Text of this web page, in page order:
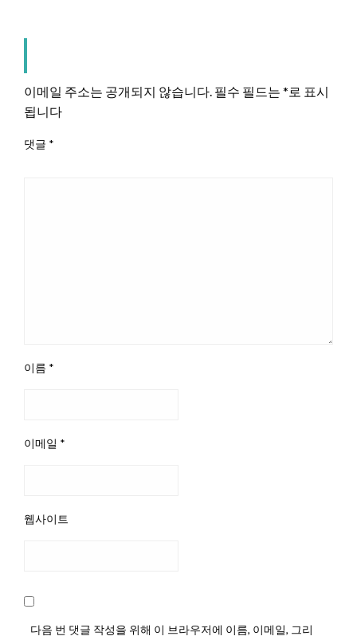
이메일 주소는 공개되지 않습니다. 필수 필드는 *로 표시
됩니다
댓글 *
이름 *
이메일 *
웹사이트
다음 번 댓글 작성을 위해 이 브라우저에 이름, 이메일, 그리